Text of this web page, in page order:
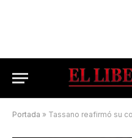
Portada » Tassano reafirmó su